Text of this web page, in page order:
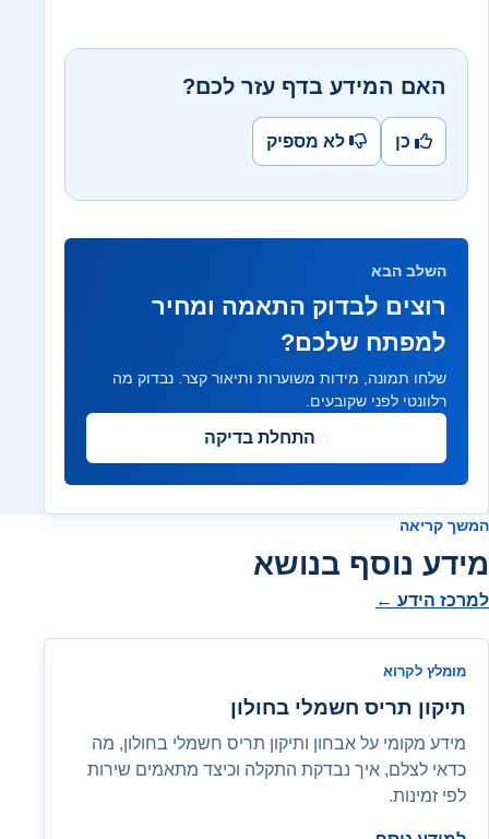
האם המידע בדף עזר לכם?
כן לא מספיק
השלב הבא
רוצים לבדוק התאמה ומחיר
למפתח שלכם?
שלחו תמונה, מידות משוערות ותיאור קצר. נבדוק מה
רלוונטי לפני שקובעים.
התחלת בדיקה
המשך קריאה
מידע נוסף בנושא
למרכז הידע ←
מומלץ לקרוא
תיקון תריס חשמלי בחולון
מידע מקומי על אבחון ותיקון תריס חשמלי בחולון, מה
כדאי לצלם, איך נבדקת התקלה וכיצד מתאמים שירות
לפי זמינות.